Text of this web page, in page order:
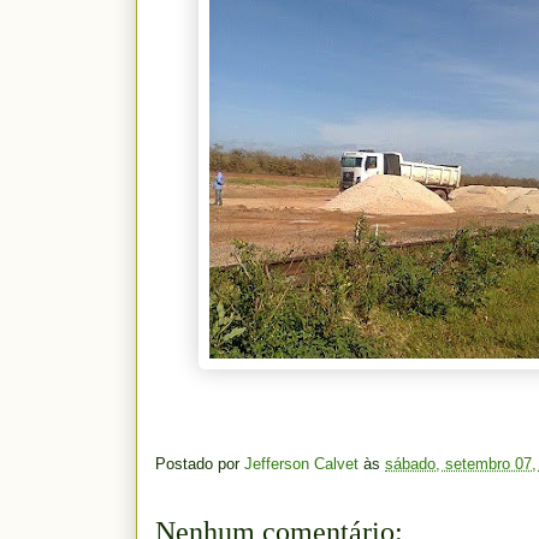
Postado por Jefferson Calvet às sábado, setembro
Nenhum comentário: